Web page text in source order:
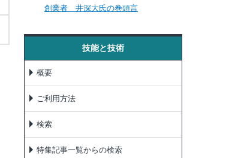
創業者 井深大氏の巻頭言
技能と技術
概要
ご利用方法
検索
特集記事一覧からの検索